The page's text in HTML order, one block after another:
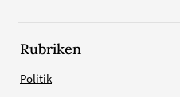
Rubriken
Politik